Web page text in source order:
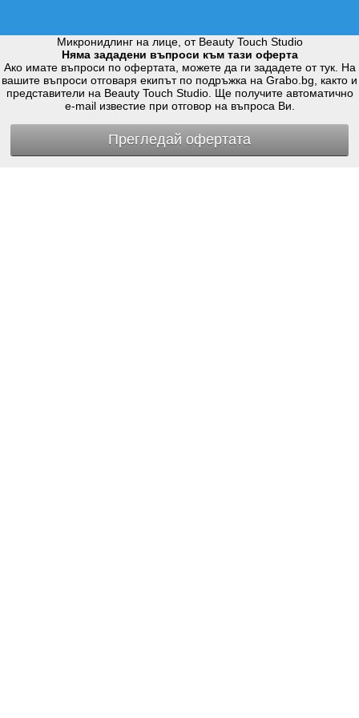
Микронидлинг на лице, от Beauty Touch Studio
Няма зададени въпроси към тази оферта
Ако имате въпроси по офертата, можете да ги зададете от тук. На
вашите въпроси отговаря екипът по подръжка на Grabo.bg, както и
представители на Beauty Touch Studio. Ще получите автоматично
e-mail известие при отговор на въпроса Ви.
Прегледай офертата